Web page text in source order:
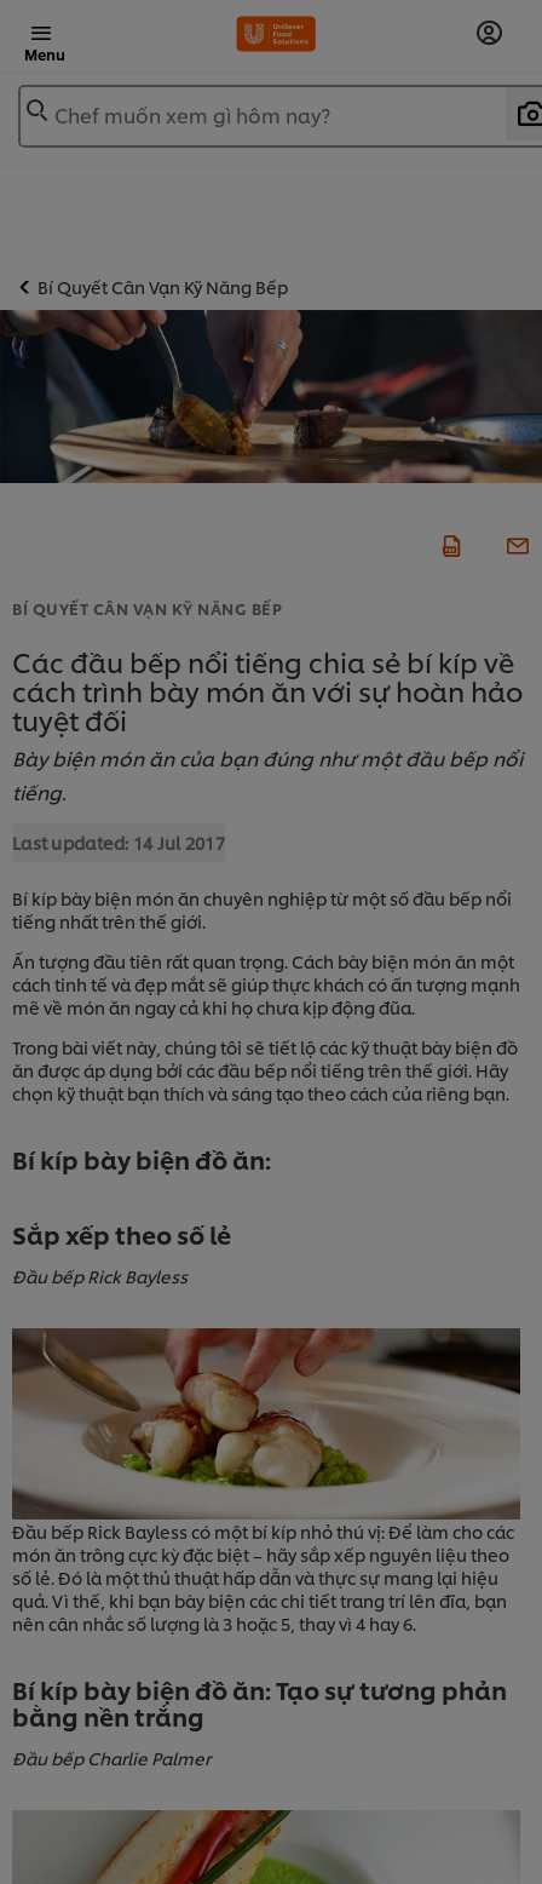
Menu
Chef muốn xem gì hôm nay?
Bí Quyết Cân Vạn Kỹ Năng Bếp
BÍ QUYẾT CÂN VẠN KỸ NĂNG BẾP
Các đầu bếp nổi tiếng chia sẻ bí kíp về
cách trình bày món ăn với sự hoàn hảo
tuyệt đối
Bày biện món ăn của bạn đúng như một đầu bếp nổi
tiếng.
Last updated: 14 Jul 2017
Bí kíp bày biện món ăn chuyên nghiệp từ một số đầu bếp nổi
tiếng nhất trên thế giới.
Ấn tượng đầu tiên rất quan trọng. Cách bày biện món ăn một
cách tinh tế và đẹp mắt sẽ giúp thực khách có ấn tượng mạnh
mẽ về món ăn ngay cả khi họ chưa kịp động đũa.
Trong bài viết này, chúng tôi sẽ tiết lộ các kỹ thuật bày biện đồ
ăn được áp dụng bởi các đầu bếp nổi tiếng trên thế giới. Hãy
chọn kỹ thuật bạn thích và sáng tạo theo cách của riêng bạn.
Bí kíp bày biện đồ ăn:
Sắp xếp theo số lẻ
Đầu bếp Rick Bayless
Đầu bếp Rick Bayless có một bí kíp nhỏ thú vị: Để làm cho các
món ăn trông cực kỳ đặc biệt – hãy sắp xếp nguyên liệu theo
số lẻ. Đó là một thủ thuật hấp dẫn và thực sự mang lại hiệu
quả. Vì thế, khi bạn bày biện các chi tiết trang trí lên đĩa, bạn
nên cân nhắc số lượng là 3 hoặc 5, thay vì 4 hay 6.
Bí kíp bày biện đồ ăn: Tạo sự tương phản
bằng nền trắng
Đầu bếp Charlie Palmer